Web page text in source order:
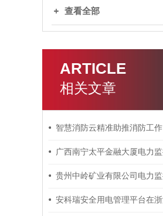
查看全部
ARTICLE
相关文章
智慧消防云精准助推消防工作